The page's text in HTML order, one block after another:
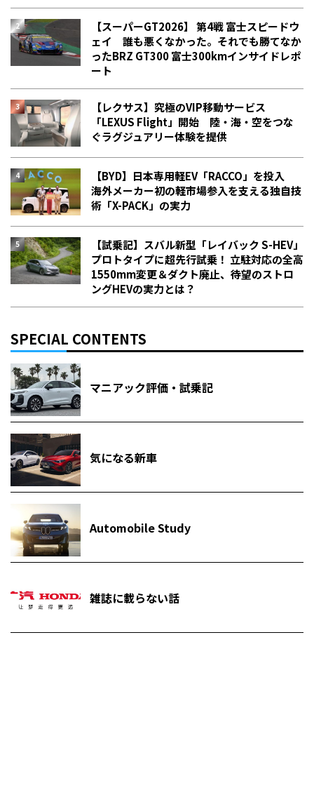
【スーパーGT2026】 第4戦 富士スピードウ
ェイ 誰も悪くなかった。それでも勝てなか
った――BRZ GT300 富士300kmインサイドレポ
ート
【レクサス】究極のVIP移動サービス
「LEXUS Flight」開始 陸・海・空をつな
ぐラグジュアリー体験を提供
【BYD】日本専用軽EV「RACCO」を投入
海外メーカー初の軽市場参入を支える独自技
術「X-PACK」の実力
【試乗記】スバル新型「レイバック S-HEV」
プロトタイプに超先行試乗！ 立駐対応の全高
1550mm変更＆ダクト廃止、待望のストロ
ングHEVの実力とは？
SPECIAL CONTENTS
マニアック評価・試乗記
気になる新車
Automobile Study
雑誌に載らない話